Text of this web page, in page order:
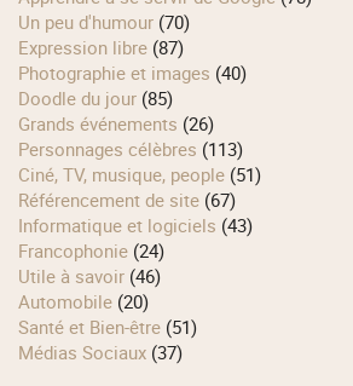
Un peu d'humour (70)
Expression libre (87)
Photographie et images (40)
Doodle du jour (85)
Grands événements (26)
Personnages célèbres (113)
Ciné, TV, musique, people (51)
Référencement de site (67)
Informatique et logiciels (43)
Francophonie (24)
Utile à savoir (46)
Automobile (20)
Santé et Bien-être (51)
Médias Sociaux (37)